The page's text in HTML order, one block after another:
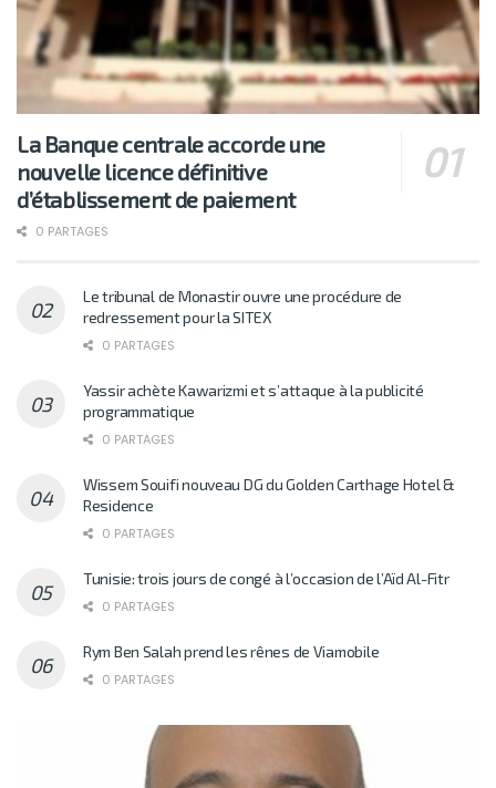
La Banque centrale accorde une
nouvelle licence définitive
d’établissement de paiement
0 PARTAGES
Le tribunal de Monastir ouvre une procédure de
redressement pour la SITEX
0 PARTAGES
Yassir achète Kawarizmi et s’attaque à la publicité
programmatique
0 PARTAGES
Wissem Souifi nouveau DG du Golden Carthage Hotel &
Residence
0 PARTAGES
Tunisie: trois jours de congé à l’occasion de l’Aïd Al-Fitr
0 PARTAGES
Rym Ben Salah prend les rênes de Viamobile
0 PARTAGES